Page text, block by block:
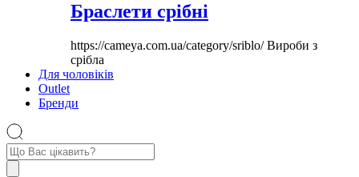
Браслети срібні
https://cameya.com.ua/category/sriblo/Вироби з
срібла
Для чоловіків
Outlet
Бренди
Пошук
товарів